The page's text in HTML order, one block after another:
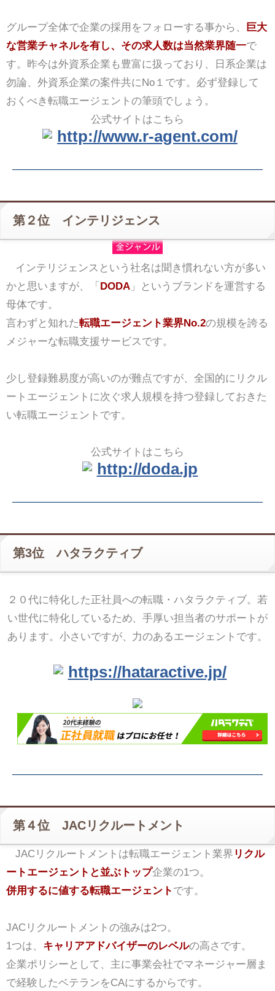
グループ全体で企業の採用をフォローする事から、
巨大
な営業チャネルを有し、その求人数は当然業界随一で
す。昨今は外資系企業も豊富に扱っており、日系企業は
勿論、外資系企業の案件共にNo１です。必ず登録して
おくべき転職エージェントの筆頭でしょう。
公式サイトはこちら
http://www.r-agent.com/
第２位 インテリジェンス
インテリジェンスという社名は聞き慣れない方が多い
かと思いますが、「 DODA」というブランドを運営する
母体です。
言わずと知れた転職エージェント業界No.2の規模を誇る
メジャーな転職支援サービスです。
少し登録難易度が高いのが難点ですが、全国的にリクル
ートエージェントに次ぐ求人規模を持つ登録しておきた
い転職エージェントです。
公式サイトはこちら
http://doda.jp
第3位 ハタラクティブ
２０代に特化した正社員への転職・ハタラクティブ。若
い世代に特化しているため、手厚い担当者のサポートが
あります。小さいですが、力のあるエージェントです。
https://hataractive.jp/
第４位 JACリクルートメント
JACリクルートメントは転職エージェント業界 リクル
ートエージェントと並ぶトップ企業の1つ。
併用するに値する転職エージェント です。
JACリクルートメントの強みは2つ。
1つは、 キャリアアドバイザーのレベルの高さです。
企業ポリシーとして、主に事業会社でマネージャー層ま
で経験したベテランをCAにするからです。